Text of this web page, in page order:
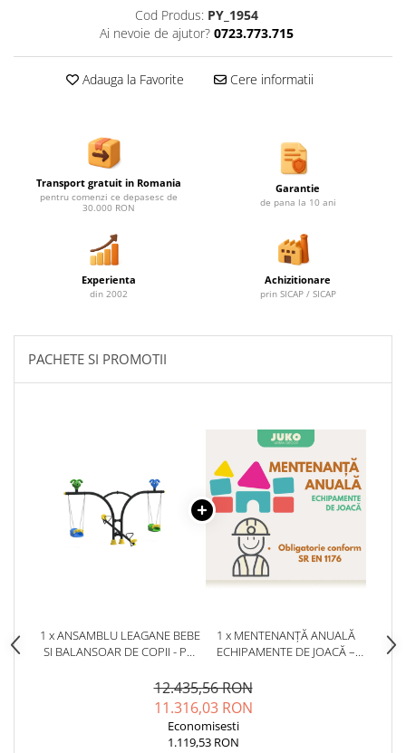
Ghivece din beton
Stalpi stradali
Stalpi camere video
Cismea stradala / gradina
Tomberoane si Pubele de Gunoi
Magazie pubele / tomberoane
Mobilier urban DIZABILITATI
Cod Produs: PY_1954
Ai nevoie de ajutor? 0723.773.715
Adauga la Favorite Cere informatii
Transport gratuit in Romania
pentru comenzi ce depasesc de
30.000 RON
Garantie
de pana la 10 ani
Experienta
din 2002
Achizitionare
prin SICAP / SICAP
PACHETE SI PROMOTII
1 x ANSAMBLU LEAGANE BEBE
SI BALANSOAR DE COPII - PC-
1 x MENTENANȚĂ ANUALĂ
ECHIPAMENTE DE JOACĂ –
CONFORM SR EN 1176
12.435,56 RON
11.316,03 RON
Economisesti
1.119,53 RON